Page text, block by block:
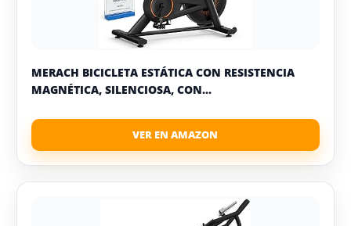
MERACH BICICLETA ESTÁTICA CON RESISTENCIA
MAGNÉTICA, SILENCIOSA, CON...